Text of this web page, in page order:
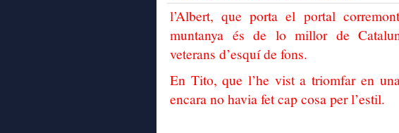
l’Albert, que porta el portal
muntanya és de lo millor de
veterans d’esquí de fons.
En Tito, que l’he vist a triomfar en
encara no havia fet cap cosa per l’estil.